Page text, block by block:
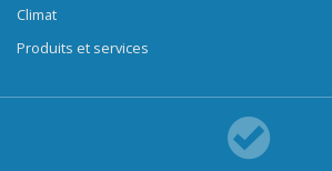
Climat
Produits et services